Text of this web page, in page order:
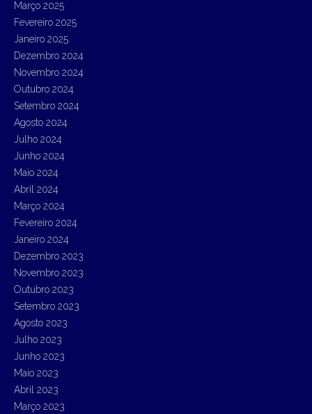
Março 2025
Fevereiro 2025
Janeiro 2025
Dezembro 2024
Novembro 2024
Outubro 2024
Setembro 2024
Agosto 2024
Julho 2024
Junho 2024
Maio 2024
Abril 2024
Março 2024
Fevereiro 2024
Janeiro 2024
Dezembro 2023
Novembro 2023
Outubro 2023
Setembro 2023
Agosto 2023
Julho 2023
Junho 2023
Maio 2023
Abril 2023
Março 2023